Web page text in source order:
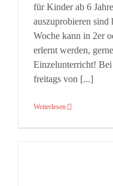
für Kinder ab 6
auszuprobieren
Woche kann in 2er
erlernt werden,
Einzelunterricht! Bei
freitags von [...]
Weiterlesen